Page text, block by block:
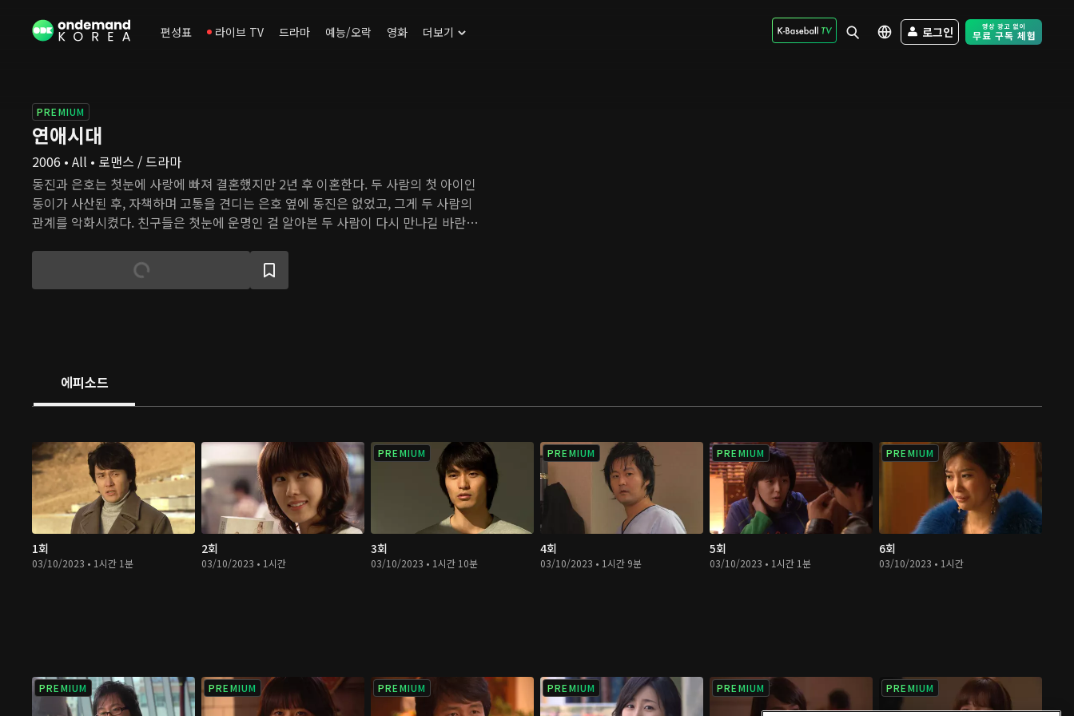
편성표 라이브 TV 드라마 예능/오락 영화 더보기 로그인 Free Trial -
PREMIUM
연애시대
2006 • All • 로맨스 / 드라마
동진과 은호는 첫눈에 사랑에 빠져 결혼했지만 2년 후 이혼한다. 두 사람의 첫 아이인
동이가 사산된 후, 자책하며 고통을 견디는 은호 옆에 동진은 없었고, 그게 두 사람의
관계를 악화시켰다. 친구들은 첫눈에 운명인 걸 알아본 두 사람이 다시 만나길 바란
전 남편이, 전 아내가 누군가를 만나고 헤어지는 과정을 모두 지켜본다. 과연 두 사람
은 다시 만날 수 있을까?
에피소드
1회
03/10/2023 • 1시간 1분
2회
03/10/2023 • 1시간
PREMIUM
3회
03/10/2023 • 1시간 10분
PREMIUM
4회
03/10/2023 • 1시간 9분
PREMIUM
5회
03/10/2023 • 1시간 1분
PREMIUM
6회
03/10/2023 • 1시간
PREMIUM PREMIUM PREMIUM PREMIUM PREMIUM PREMIUM